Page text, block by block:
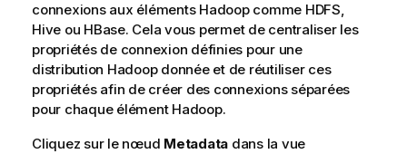
connexions aux éléments Hadoop comme HDFS,
Hive ou HBase. Cela vous permet de centraliser les
propriétés de connexion définies pour une
distribution Hadoop donnée et de réutiliser ces
propriétés afin de créer des connexions séparées
pour chaque élément Hadoop.
Cliquez sur le nœud Metadata dans la vue